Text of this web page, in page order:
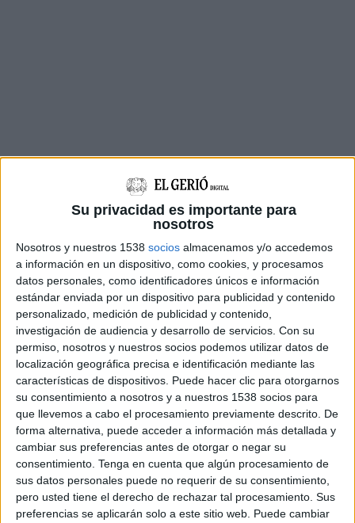
Su privacidad es importante para
nosotros
Nosotros y nuestros 1538 socios almacenamos y/o accedemos
a información en un dispositivo, como cookies, y procesamos
datos personales, como identificadores únicos e información
estándar enviada por un dispositivo para publicidad y contenido
personalizado, medición de publicidad y contenido,
investigación de audiencia y desarrollo de servicios. Con su
permiso, nosotros y nuestros socios podemos utilizar datos de
localización geográfica precisa e identificación mediante las
características de dispositivos. Puede hacer clic para otorgarnos
su consentimiento a nosotros y a nuestros 1538 socios para
que llevemos a cabo el procesamiento previamente descrito. De
forma alternativa, puede acceder a información más detallada y
cambiar sus preferencias antes de otorgar o negar su
consentimiento. Tenga en cuenta que algún procesamiento de
sus datos personales puede no requerir de su consentimiento,
pero usted tiene el derecho de rechazar tal procesamiento. Sus
preferencias se aplicarán solo a este sitio web. Puede cambiar
El líder de la productora és l'actor, educador i
clown Jordi Planella, que compta amb més de
15 anys d'experiència professional. Ha estat
actor a la companyiaCop de Clown deToti
Toronelli també a Antigua iBarbuda, on ha fet
gires europees i actuacions internacionals.
Amb la reestrena de l'espectacle 'Massa Tip' al
Núria Social d'Olotel passat 7 d'abril, Arriant
Produccions es presentava al públic.
L'espectacle reflexiona al voltant del
malbaratament d'aliments i ho treballa des
d'una mirada de clown i proposa algunes
solucions als espectadors per reduir la quantitat
de menjar que acaba a les escombraries.